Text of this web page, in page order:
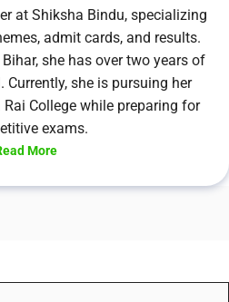
at Shiksha Bindu, specializing
admit cards, and results.
she has over two years of
Currently, she is pursuing her
College while preparing for
exams.
More